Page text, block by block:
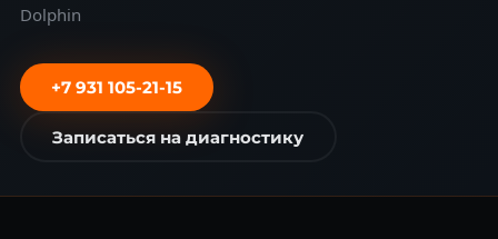
Dolphin
+7 931 105-21-15
Записаться на диагностику